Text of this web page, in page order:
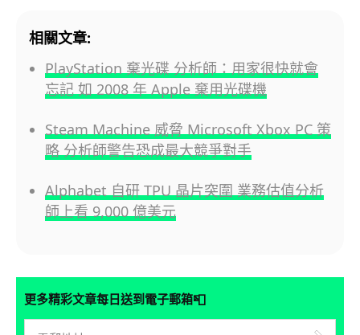
相關文章:
PlayStation 棄光碟 分析師：用家很快就會
忘記 如 2008 年 Apple 棄用光碟機
Steam Machine 威脅 Microsoft Xbox PC 策
略 分析師警告恐成最大競爭對手
Alphabet 自研 TPU 晶片突圍 業務估值分析
師上看 9,000 億美元
更多精彩文章每日送到電子郵箱📮